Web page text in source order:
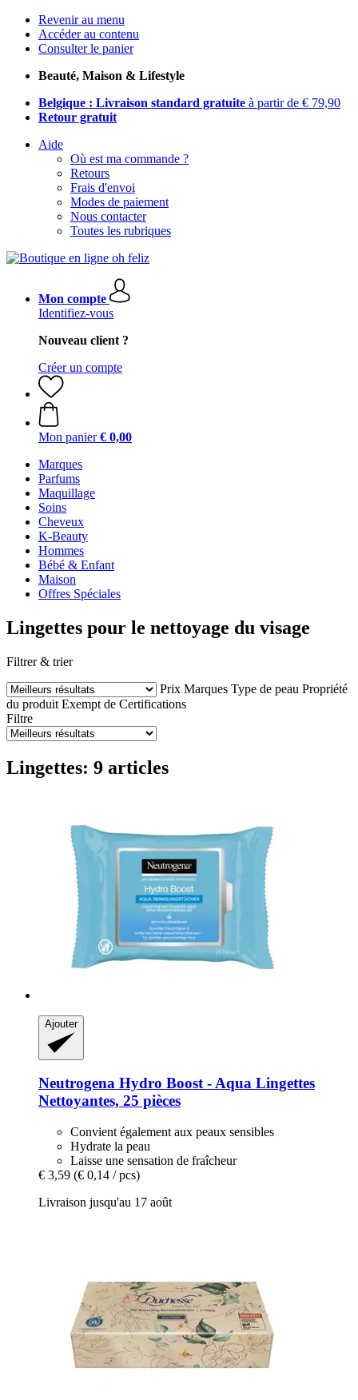
Revenir au menu
Accéder au contenu
Consulter le panier
Beauté, Maison & Lifestyle
Belgique : Livraison standard gratuite à partir de € 79,90
Retour gratuit
Aide
Où est ma commande ?
Retours
Frais d'envoi
Modes de paiement
Nous contacter
Toutes les rubriques
Mon compte
Identifiez-vous
Nouveau client ?
Créer un compte
Mon panier € 0,00
Marques
Parfums
Maquillage
Soins
Cheveux
K-Beauty
Hommes
Bébé & Enfant
Maison
Offres Spéciales
Lingettes pour le nettoyage du visage
Filtrer & trier
Prix Marques Type de peau Propriété
du produit Exempt de Certifications
Filtre
Lingettes: 9 articles
Ajouter
Neutrogena Hydro Boost -​ Aqua Lingettes
Nettoyantes, 25 pièces
Convient également aux peaux sensibles
Hydrate la peau
Laisse une sensation de fraîcheur
€ 3,59 (€ 0,14 / pcs)
Livraison jusqu'au 17 août